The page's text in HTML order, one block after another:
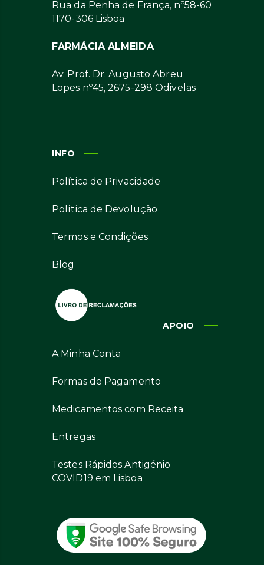
Rua da Penha de França, nº58-60
1170-306 Lisboa
FARMÁCIA ALMEIDA
Av. Prof. Dr. Augusto Abreu
Lopes nº45, 2675-298 Odivelas
INFO
Política de Privacidade
Política de Devolução
Termos e Condições
Blog
APOIO
A Minha Conta
Formas de Pagamento
Medicamentos com Receita
Entregas
Testes Rápidos Antigénio
COVID19 em Lisboa